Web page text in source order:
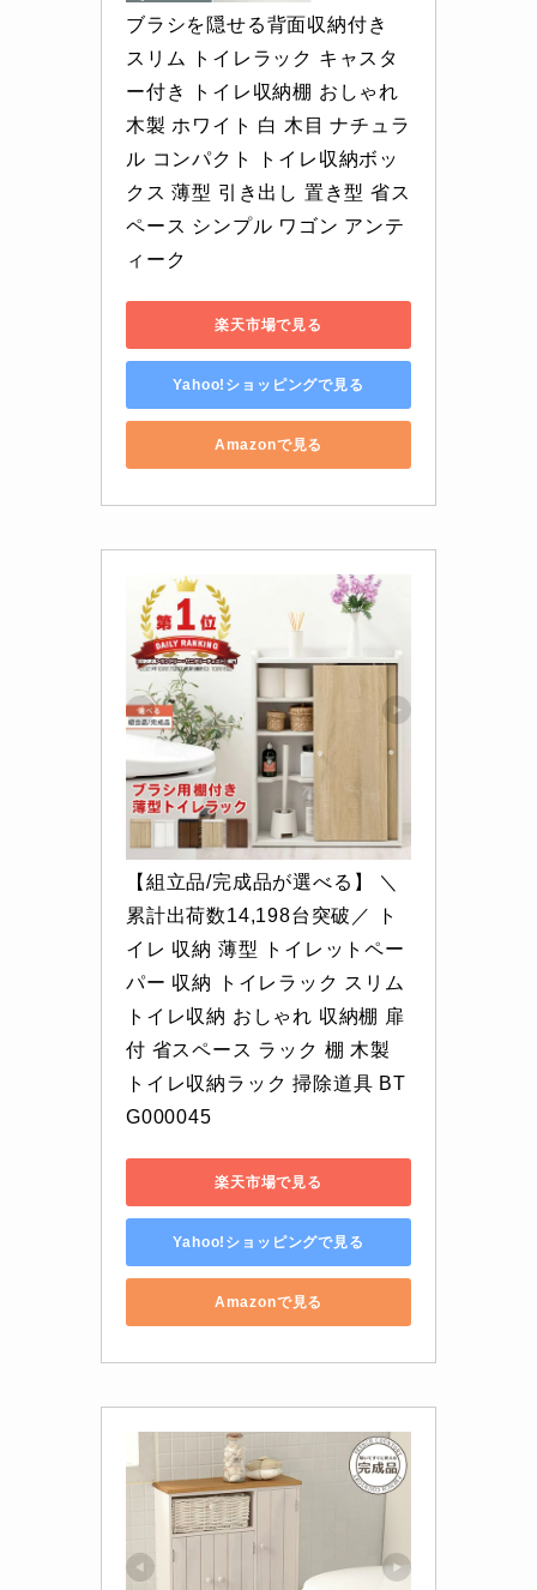
ブラシを隠せる背面収納付き
スリム トイレラック キャスタ
ー付き トイレ収納棚 おしゃれ
木製 ホワイト 白 木目 ナチュラ
ル コンパクト トイレ収納ボッ
クス 薄型 引き出し 置き型 省ス
ペース シンプル ワゴン アンテ
ィーク
楽天市場で見る
Yahoo!ショッピングで見る
Amazonで見る
【組立品/完成品が選べる】 ＼
累計出荷数14,198台突破／ ト
イレ 収納 薄型 トイレットペー
パー 収納 トイレラック スリム
トイレ収納 おしゃれ 収納棚 扉
付 省スペース ラック 棚 木製
トイレ収納ラック 掃除道具 BT
G000045
楽天市場で見る
Yahoo!ショッピングで見る
Amazonで見る